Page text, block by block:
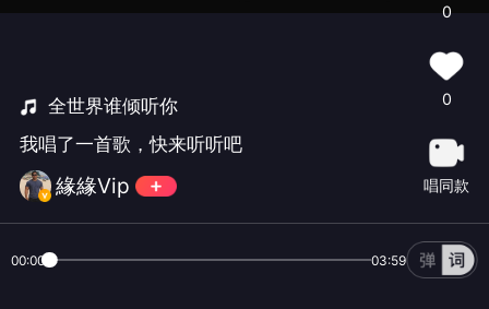
全世界谁倾听你
我唱了一首歌，快来听听吧
緣緣Vip
0
0
唱同款
00:00 03:59